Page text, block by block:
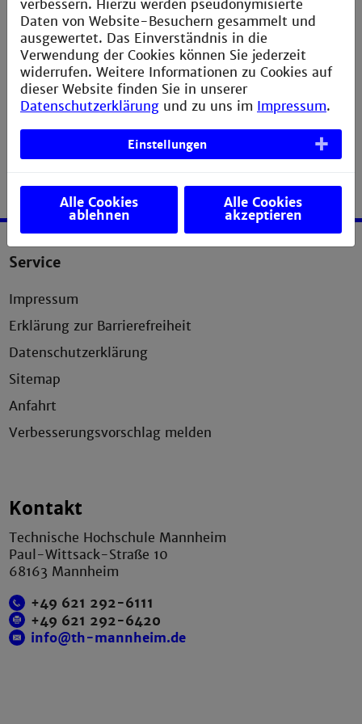
Service
Impressum
Erklärung zur Barrierefreiheit
Datenschutzerklärung
Sitemap
Anfahrt
Verbesserungsvorschlag melden
Kontakt
Technische Hochschule Mannheim
Paul-Wittsack-Straße 10
68163 Mannheim
+49 621 292-6111
+49 621 292-6420
info@th-mannheim.de
verbessern. Hierzu werden pseudonymisierte
Daten von Website-Besuchern gesammelt und
ausgewertet. Das Einverständnis in die
Verwendung der Cookies können Sie jederzeit
widerrufen. Weitere Informationen zu Cookies auf
dieser Website finden Sie in unserer
Datenschutzerklärung und zu uns im Impressum.
Einstellungen
Alle Cookies
ablehnen
Alle Cookies
akzeptieren